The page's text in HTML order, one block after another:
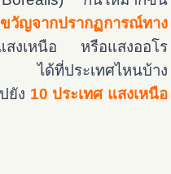
ญจากปรากฏการณ์ทาง
สงเหนือ หรือแสงออโร
ที่ประเทศไหนบ้าง
ยัง 10 ประเทศ แสงเหนือ